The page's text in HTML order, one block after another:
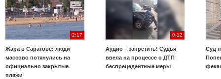
2:17
Жара в Саратове: люди
массово потянулись на
официально закрытые
пляжи
0:12
Аудио – запретить! Судья
ввела на процессе о ДТП
беспрецедентные меры
Суд